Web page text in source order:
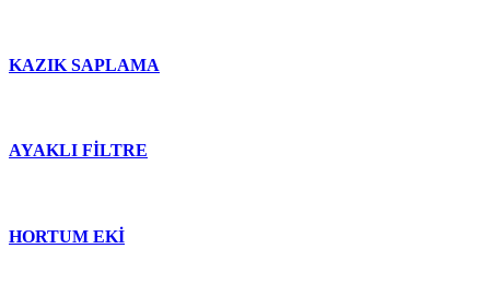
KAZIK SAPLAMA
AYAKLI FİLTRE
HORTUM EKİ